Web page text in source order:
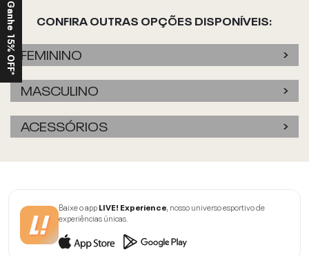
CONFIRA OUTRAS OPÇÕES DISPONÍVEIS:
FEMININO
MASCULINO
ACESSÓRIOS
Baixe o appLIVE! Experience, nosso universo esportivo de
experiências únicas.
Ganhe 15% OFF*